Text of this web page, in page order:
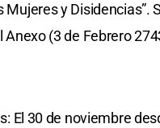
Mujeres y Disidencias”.
(3 de Febrero
El 30 de noviembre